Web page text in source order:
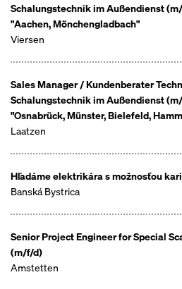
Schalungstechnik im Außendienst
"Aachen, Mönchengladbach"
Viersen
Sales Manager / Kundenberater
Schalungstechnik im Außendienst
"Osnabrück, Münster, Bielefeld,
Laatzen
Hľadáme elektrikára s možnosťou
Banská Bystrica
Senior Project Engineer for Special
(m/f/d)
Amstetten